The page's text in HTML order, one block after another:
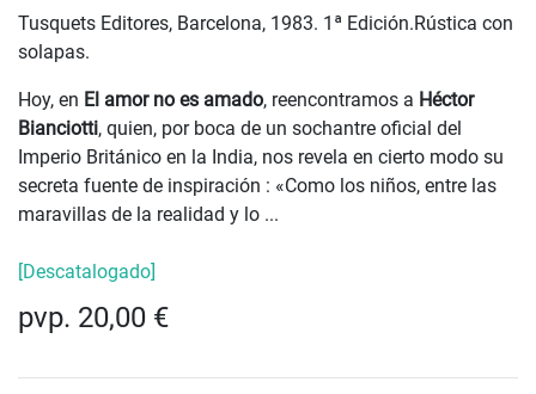
Tusquets Editores, Barcelona, 1983. 1ª Edición.Rústica con
solapas.
Hoy, en El amor no es amado, reencontramos a Héctor
Bianciotti, quien, por boca de un sochantre oficial del
Imperio Británico en la India, nos revela en cierto modo su
secreta fuente de inspiración : «Como los niños, entre las
maravillas de la realidad y lo ...
[Descatalogado]
pvp. 20,00 €